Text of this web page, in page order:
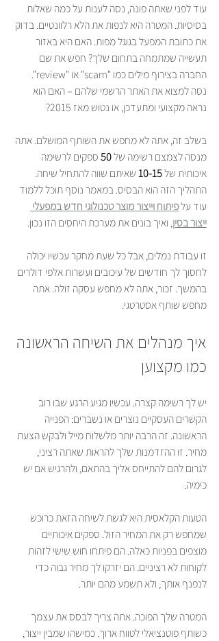
עוד לפני שאתה פונה, נסה לענות על כמה שאלות
בסיסיות. המטרה היא לנפות את הלא רלוונטיים. בדוק
את כתובת המפעל בגוגל מפות. האם היא באזור
תעשייה שמתמחה בתחום שלך? חפש את שם
החברה בצירוף מילים כמו "scam" או "review".
נסה למצוא את האתר הרשמי שלהם – האם הוא
נראה מקצועי ומתעדכן, או נטוש מאז 2015?
בשלב זה, אתה לא מחפש את השותף המושלם. אתה
מנסה לצמצם רשימה של 50 ספקים לרשימה
איכותית של 10-15 שאיתם שווה להתחיל שיחה.
התהליך הזה הוא הבסיס. במאמר נוסף תוכל ללמוד
עוד על פיתוח וייצור מוצר טכנולוגי חדש במפעלי
ייצור בסין, ואיך בונים את מערכת היחסים הזו נכון.
זו עבודת נמלים, אבל כל שעת מחקר עכשיו יכולה
לחסוך לך חודשים של עיכובים ועשרות אלפי דולרים
בהמשך. זכור, אתה לא מחפש עסקה זולה. אתה
מחפש שותף אסטרטגי.
איך מנהלים את השיחה הראשונה
כמו מקצוען
יש לך רשימה קצרה. עכשיו מגיע הרגע שבו רוב
הקשרים העסקיים נוצרים או נשברים: הפנייה
הראשונה. זה הרבה יותר מלשלוח מייל ולבקש הצעת
מחיר. זו ההזדמנות שלך להראות שאתה רציני,
לגרום להם להתייחס אליך בהתאם, ולהרגיש אם יש
כימיה.
הטעות הקלאסית היא לגשת לשיחה הזאת כרוכש
שמחפש רק את המחיר הזול. ספקים איכותיים
מוצפים בפניות כאלה. הם פיתחו חוש שישי לזהות
לקוחות לא רציניים. הם יזרקו לך מחיר גבוה כדי
לנפנף אותך, ולא תשמע מהם יותר.
המטרה שלך הפוכה. אתה צריך לבסס את עצמך
כשותף פוטנציאלי לטווח ארוך. כמישהו שמבין ייצור,